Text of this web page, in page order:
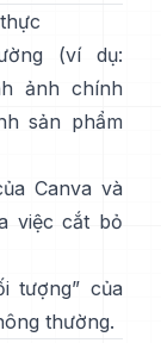
(ví dụ:
ảnh chính
sản phẩm
Canva và
việc cắt bỏ
tượng” của
thường.